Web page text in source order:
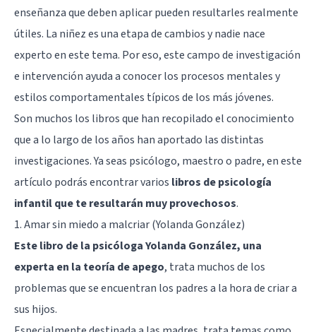
enseñanza que deben aplicar pueden resultarles realmente
útiles. La niñez es una etapa de cambios y nadie nace
experto en este tema. Por eso, este campo de investigación
e intervención ayuda a conocer los procesos mentales y
estilos comportamentales típicos de los más jóvenes.
Son muchos los libros que han recopilado el conocimiento
que a lo largo de los años han aportado las distintas
investigaciones. Ya seas psicólogo, maestro o padre, en este
artículo podrás encontrar varios libros de psicología
infantil que te resultarán muy provechosos.
1. Amar sin miedo a malcriar (Yolanda González)
Este libro de la psicóloga Yolanda González, una
experta en la teoría de apego, trata muchos de los
problemas que se encuentran los padres a la hora de criar a
sus hijos.